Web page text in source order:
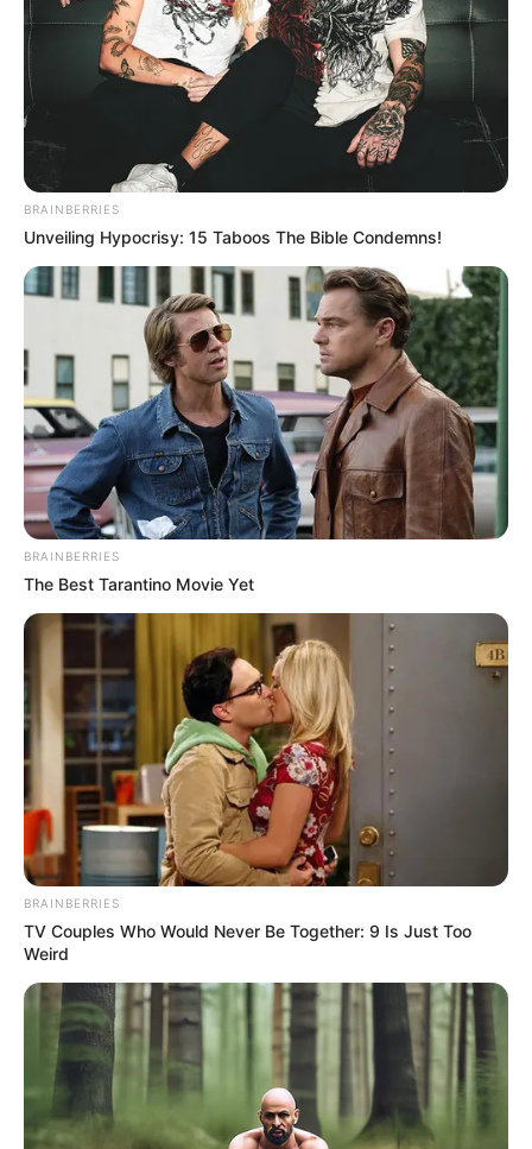
BRAINBERRIES
Unveiling Hypocrisy: 15 Taboos The Bible Condemns!
BRAINBERRIES
The Best Tarantino Movie Yet
BRAINBERRIES
TV Couples Who Would Never Be Together: 9 Is Just Too
Weird